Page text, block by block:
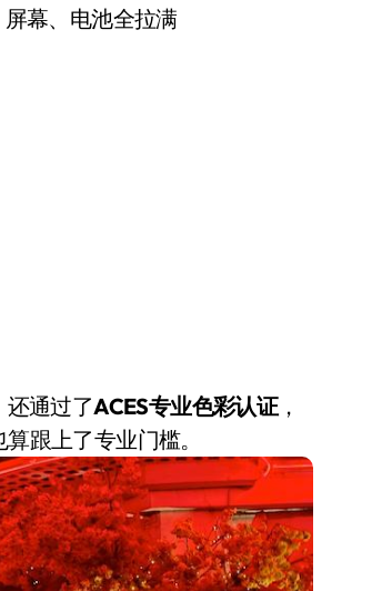
幕、电池全拉满
还通过了ACES专业色彩认证，
跟上了专业门槛。